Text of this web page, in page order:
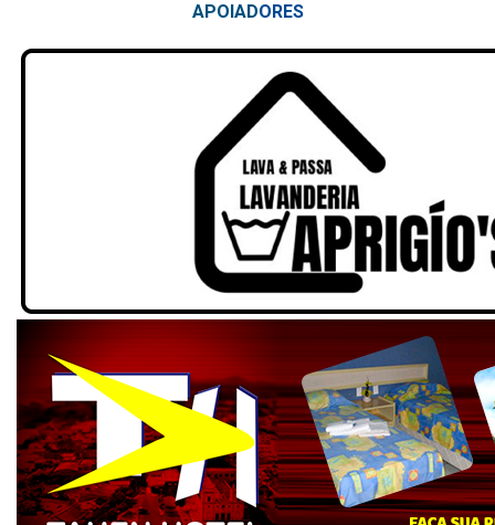
APOIADORES